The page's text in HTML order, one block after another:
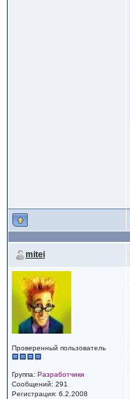
mitei
Проверенный пользователь
Группа: Разработчики
Сообщений: 291
Регистрация: 6.2.2008